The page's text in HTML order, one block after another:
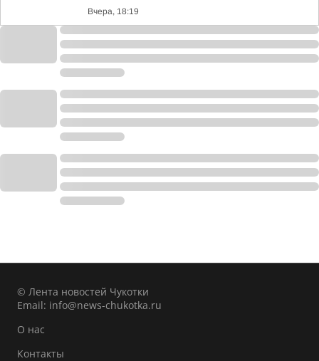
Вчера, 18:19
© Лента новостей Чукотки
Email: info@news-chukotka.ru
О нас
Контакты